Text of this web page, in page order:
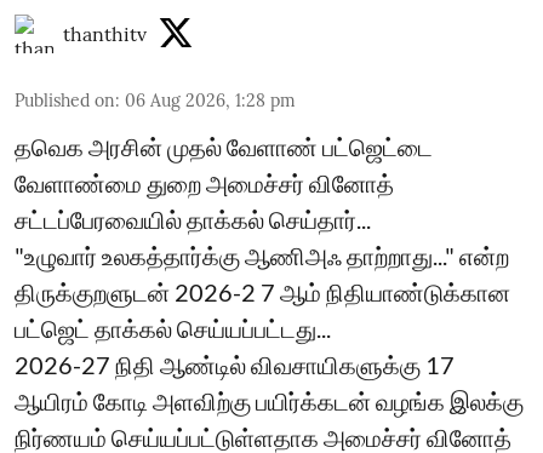
thanthitv
Published on: 06 Aug 2026, 1:28 pm
தவெக அரசின் முதல் வேளாண் பட்ஜெட்டை
வேளாண்மை துறை அமைச்சர் வினோத்
சட்டப்பேரவையில் தாக்கல் செய்தார்...
"உழுவார் உலகத்தார்க்கு ஆணிஅஃ தாற்றாது..." என்ற
திருக்குறளுடன் 2026-2 7 ஆம் நிதியாண்டுக்கான
பட்ஜெட் தாக்கல் செய்யப்பட்டது...
2026-27 நிதி ஆண்டில் விவசாயிகளுக்கு 17
ஆயிரம் கோடி அளவிற்கு பயிர்க்கடன் வழங்க இலக்கு
நிர்ணயம் செய்யப்பட்டுள்ளதாக அமைச்சர் வினோத்